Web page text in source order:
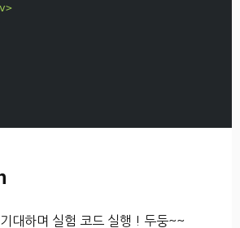
대하며 실험 코드 실행 ! 두둥~~